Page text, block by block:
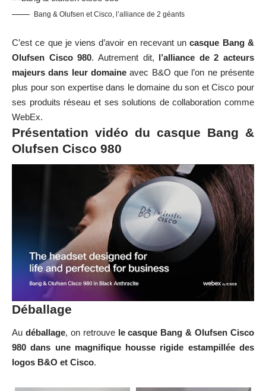
Bang & Olufsen et Cisco, l’alliance de 2 géants
C’est ce que je viens d’avoir en recevant uncasque Bang &
Olufsen Cisco 980. Autrement dit, l’alliance de 2 acteurs
majeurs dans leur domaine avec B&O que l’on ne présente
plus pour son expertise dans le domaine du son et Cisco pour
ses produits réseau et ses solutions de collaboration comme
WebEx.
Présentation vidéo du casque Bang &
Olufsen Cisco 980
Déballage
Au déballage, on retrouve le casque Bang & Olufsen Cisco
980 dans une magnifique housse rigide estampillée des
logos B&O et Cisco.